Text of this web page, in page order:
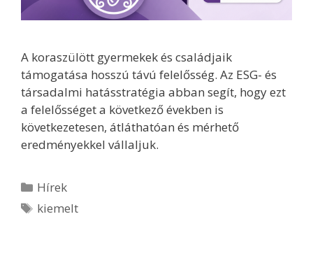
A koraszülött gyermekek és családjaik
támogatása hosszú távú felelősség. Az ESG- és
társadalmi hatásstratégia abban segít, hogy ezt
a felelősséget a következő években is
következetesen, átláthatóan és mérhető
eredményekkel vállaljuk.
Hírek
kiemelt